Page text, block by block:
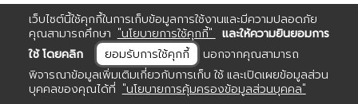
เว็บไซต์นี้ใช้คุกกี้ในการเก็บข้อมูลการใช้งานและมีความปลอดภัย
คุณสามารถศึกษา "นโยบายการใช้คุกกี้"
และให้ความยินยอมการ
ใช้ โดยคลิก
ยอมรับการใช้คุกกี้
นอกจากคุณสามารถ
พิจารณาข้อมูลเพิ่มเติมเกี่ยวกับการเก็บ ใช้ และเปิดเผยข้อมูลส่วน
บุคคลของคุณได้ที่ "นโยบายการคุ้มครองข้อมูลส่วนบุคคล"